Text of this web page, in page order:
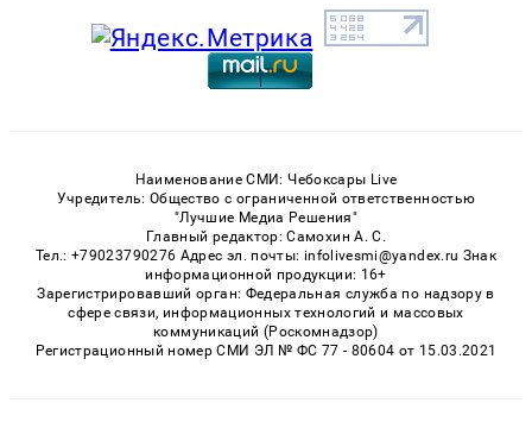
Наименование СМИ: Чебоксары Live
Учредитель: Общество с ограниченной ответственностью
"Лучшие Медиа Решения"
Главный редактор: Самохин А. С.
Тел.: +79023790276 Адрес эл. почты: infolivesmi@yandex.ru Знак
информационной продукции: 16+
Зарегистрировавший орган: Федеральная служба по надзору в
сфере связи, информационных технологий и массовых
коммуникаций (Роскомнадзор)
Регистрационный номер СМИ ЭЛ № ФС 77 - 80604 от 15.03.2021